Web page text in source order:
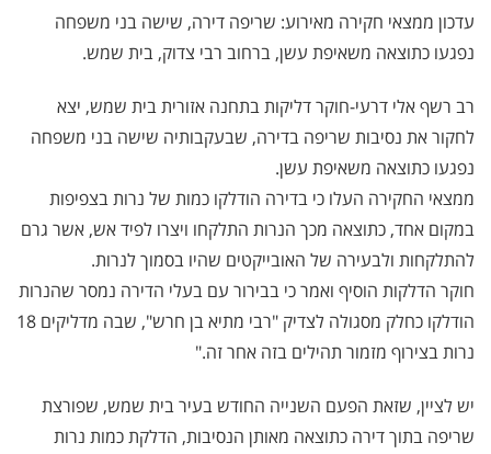
עדכון ממצאי חקירה מאירוע: שריפה דירה, שישה בני משפחה
נפגעו כתוצאה משאיפת עשן, ברחוב רבי צדוק, בית שמש.
רב רשף אלי דרעי-חוקר דליקות בתחנה אזורית בית שמש, יצא
לחקור את נסיבות שריפה בדירה, שבעקבותיה שישה בני משפחה
נפגעו כתוצאה משאיפת עשן.
ממצאי החקירה העלו כי בדירה הודלקו כמות של נרות בצפיפות
במקום אחד, כתוצאה מכך הנרות התלקחו ויצרו לפיד אש, אשר גרם
להתלקחות ולבעירה של האובייקטים שהיו בסמוך לנרות.
חוקר הדלקות הוסיף ואמר כי בבירור עם בעלי הדירה נמסר שהנרות
הודלקו כחלק מסגולה לצדיק "רבי מתיא בן חרש", שבה מדליקים 18
נרות בצירוף מזמור תהילים בזה אחר זה."
יש לציין, שזאת הפעם השנייה החודש בעיר בית שמש, שפורצת
שריפה בתוך דירה כתוצאה מאותן הנסיבות, הדלקת כמות נרות